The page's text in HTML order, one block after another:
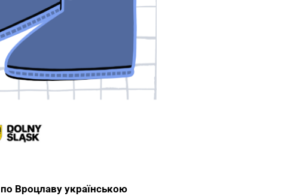
Вроцлаву українською